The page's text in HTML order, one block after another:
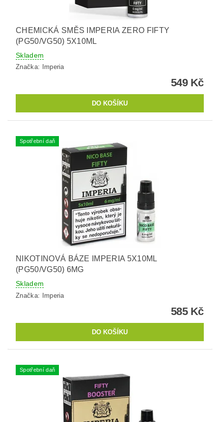
CHEMICKÁ SMĚS IMPERIA ZERO FIFTY
(PG50/VG50) 5X10ML
Skladem
Značka: Imperia
549 Kč
Spotřební daň
NIKOTINOVÁ BÁZE IMPERIA 5X10ML
(PG50/VG50) 6MG
Skladem
Značka: Imperia
585 Kč
Spotřební daň